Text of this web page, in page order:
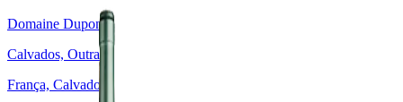
Domaine Dupont
Calvados, Outras
França, Calvados